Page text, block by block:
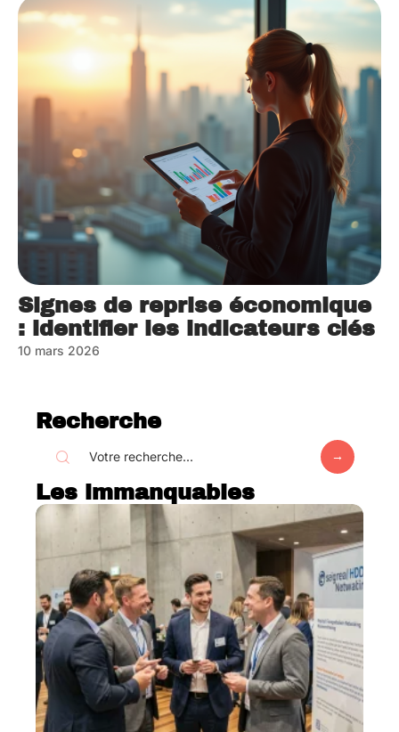
Signes de reprise économique
: identifier les indicateurs clés
10 mars 2026
Recherche
Les immanquables